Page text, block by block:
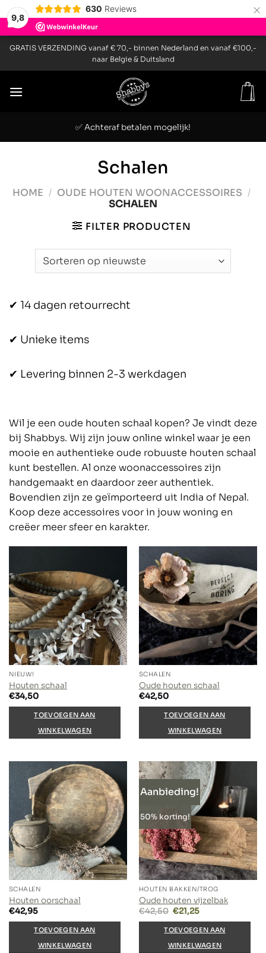
9,8
630 Reviews ×
Ga
inhoud
GRATIS VERZENDING vanaf € 70,- binnen Nederland en vanaf €100,-
naar Belgie & Duitsland
✅ Achteraf betalen mogelijk!
Schalen
HOME / OUDE HOUTEN WOONACCESSOIRES /
SCHALEN
FILTER PRODUCTEN
✔ 14 dagen retourrecht
✔ Unieke items
✔ Levering binnen 2-3 werkdagen
Wil je een oude houten schaal kopen? Je vindt deze
bij Shabbys. Wij zijn jouw online winkel waar je een
mooie en authentieke oude robuuste houten schaal
kunt bestellen. Al onze woonaccessoires zijn
handgemaakt en daardoor zeer authentiek.
Bovendien zijn ze geïmporteerd uit India of Nepal.
Koop deze accessoires voor in jouw woning en
creëer meer sfeer en karakter.
NIEUW!
Houten schaal
€34,50
TOEVOEGEN AAN
WINKELWAGEN
SCHALEN
Oude houten schaal
€42,50
TOEVOEGEN AAN
WINKELWAGEN
SCHALEN
Houten oorschaal
€42,95
TOEVOEGEN AAN
WINKELWAGEN
Aanbieding!
50% korting!
HOUTEN BAKKEN/TROG
Oude houten vijzelbak
€42,50 Oorspronkelijke
prijs
was:
€42,50.
€21,25Huidige
is:
€21,25.
TOEVOEGEN AAN
WINKELWAGEN